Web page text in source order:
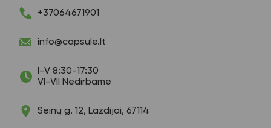
+37064671901
info@capsule.lt
I-V 8:30-17:30
VI-VII Nedirbame
Seinų g. 12, Lazdijai, 67114